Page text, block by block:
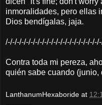
inmoralidades, pero ellas
Dios bendígalas, jaja.
Contra toda mi pereza,
quién sabe cuando (junio,
LanthanumHexaboride at